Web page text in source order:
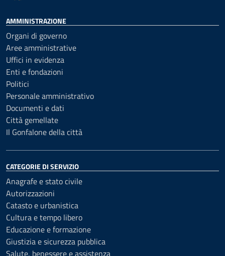
AMMINISTRAZIONE
Organi di governo
Aree amministrative
Uffici in evidenza
Enti e fondazioni
Politici
Personale amministrativo
Documenti e dati
Città gemellate
Il Gonfalone della città
CATEGORIE DI SERVIZIO
Anagrafe e stato civile
Autorizzazioni
Catasto e urbanistica
Cultura e tempo libero
Educazione e formazione
Giustizia e sicurezza pubblica
Salute, benessere e assistenza